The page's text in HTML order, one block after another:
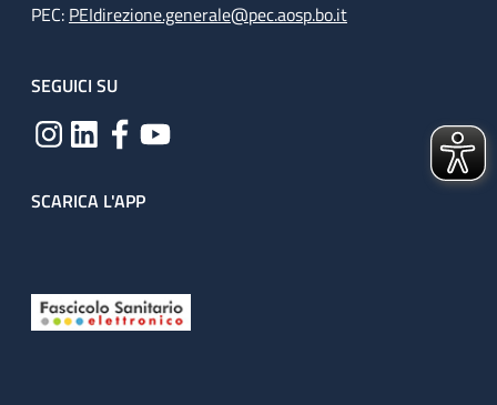
PEC: PEIdirezione.generale@pec.aosp.bo.it
SEGUICI SU
SCARICA L'APP